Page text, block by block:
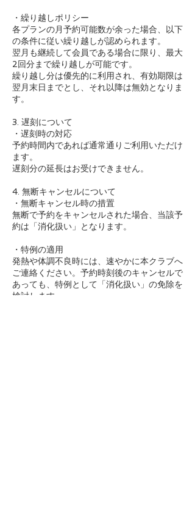
・繰り越しポリシー
各プランの月予約可能数が余った場合、以下
の条件に従い繰り越しが認められます。
翌月も継続して会員である場合に限り、最大
2回分まで繰り越しが可能です。
繰り越し分は優先的に利用され、有効期限は
翌月末日までとし、それ以降は無効となりま
す。
3. 遅刻について
・遅刻時の対応
予約時間内であれば通常通りご利用いただけ
ます。
遅刻分の延長はお受けできません。
4. 無断キャンセルについて
・無断キャンセル時の措置
無断で予約をキャンセルされた場合、当該予
約は「消化扱い」となります。
・特例の適用
発熱や体調不良時には、速やかに本クラブへ
ご連絡ください。予約時刻後のキャンセルで
あっても、特例として「消化扱い」の免除を
検討します。